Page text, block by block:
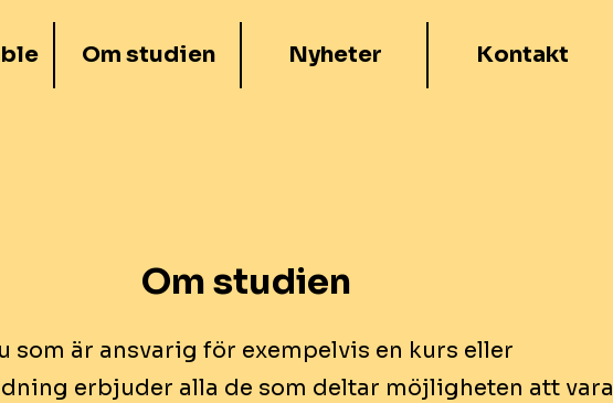
Om studien Nyheter Kontakt
Om studien
som är ansvarig för exempelvis en kurs eller
erbjuder alla de som deltar möjligheten att vara